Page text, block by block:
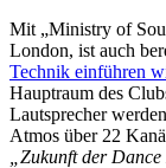
Mit „Ministry of
London, ist auch
Technik einführen
Hauptraum des
Lautsprecher
Atmos über 22
„Zukunft der